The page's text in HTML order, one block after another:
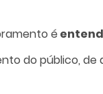
é
do público,